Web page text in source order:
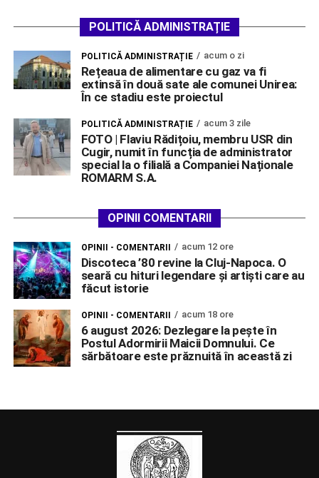
POLITICĂ ADMINISTRAȚIE
POLITICĂ ADMINISTRAȚIE acum o zi
Rețeaua de alimentare cu gaz va fi
extinsă în două sate ale comunei Unirea:
În ce stadiu este proiectul
POLITICĂ ADMINISTRAȚIE acum 3 zile
FOTO | Flaviu Rădițoiu, membru USR din
Cugir, numit în funcția de administrator
special la o filială a Companiei Naționale
ROMARM S.A.
OPINII COMENTARII
OPINII - COMENTARII acum 12 ore
Discoteca ’80 revine la Cluj-Napoca. O
seară cu hituri legendare și artiști care au
făcut istorie
OPINII - COMENTARII acum 18 ore
6 august 2026: Dezlegare la pește în
Postul Adormirii Maicii Domnului. Ce
sărbătoare este prăznuită în această zi